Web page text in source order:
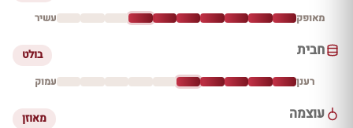
מאופק עשיר
חבית בולט
רענן עמוק
עוצמה מאוזן